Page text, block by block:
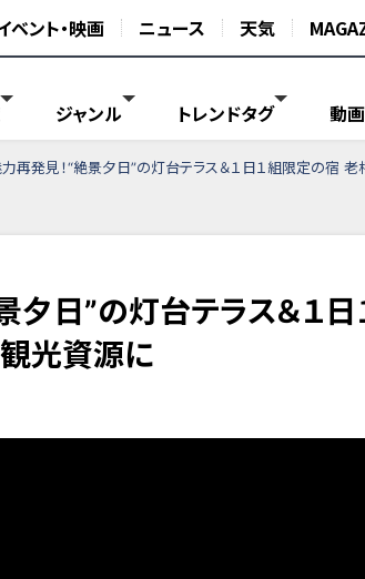
ベント・映画 ニュース 天気
ジャンル トレンドタグ 動
再発見！“絶景夕日”の灯台テラス＆１日１組限定の宿
夕日”の灯台テラス＆１
光資源に